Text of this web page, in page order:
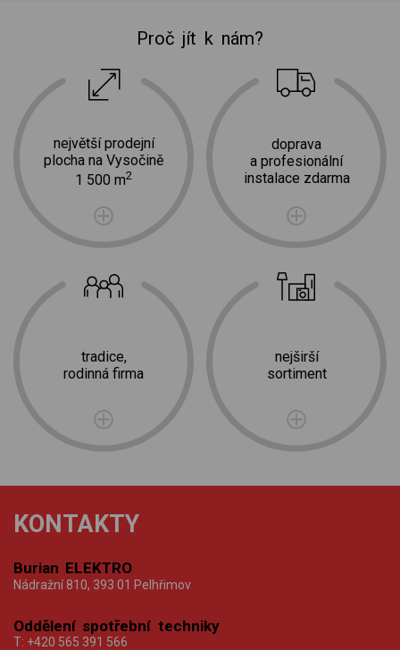
Proč jít k nám?
největší prodejní
plocha na Vysočině
1 500 m2
tradice,
rodinná firma
doprava
a profesionální
instalace zdarma
nejširší
sortiment
KONTAKTY
Burian ELEKTRO
Nádražní 810, 393 01 Pelhřimov
Oddělení spotřební techniky
T: +420 565 391 566